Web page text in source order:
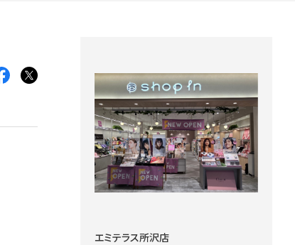
エミテラス所沢店